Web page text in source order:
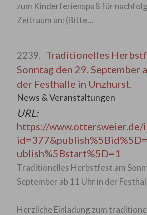
zum Kinderferienspaß für
Zeitraum an: (Bitte…
2239. Traditionelles
Sonntag den 29. September
der Festhalle in Unzhurst.
News & Veranstaltungen
URL:
https://www.ottersweier.de/
ublish%5Bstart%5D=1
Traditionelles Herbstfest am
September ab 11 Uhr in der
Herzliche Einladung zum